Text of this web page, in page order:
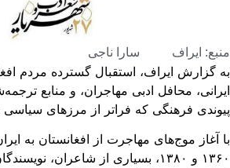
ایراف سارا ناجی
گزارش ایراف، استقبال گسترده‌ مردم
محافل ادبی مهاجران، و منابع
فرهنگی که فراتر از مرزهای
آغاز موج‌های مهاجرت از افغانستان به
۱۳۶۰ و ۱۳۸۰، بسیاری از شاعران،